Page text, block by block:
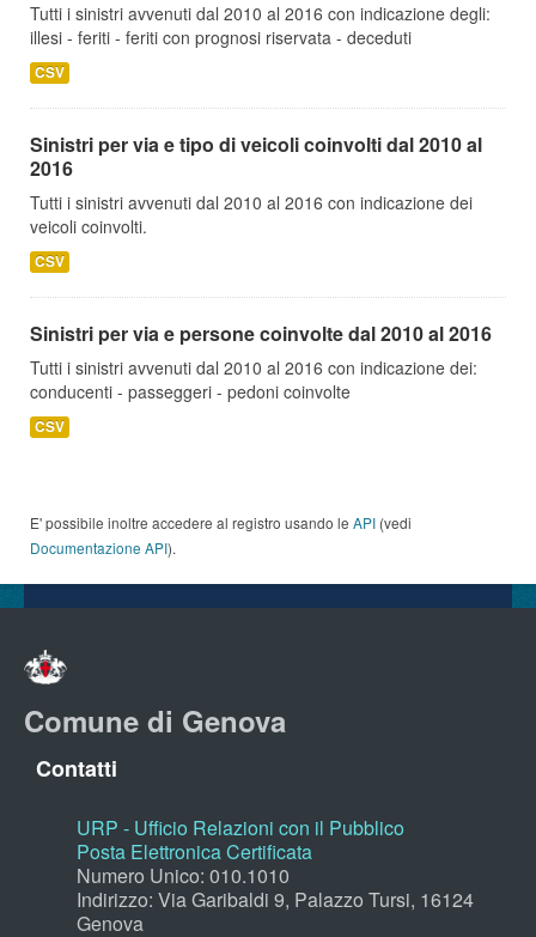
Tutti i sinistri avvenuti dal 2010 al 2016 con indicazione degli:
illesi - feriti - feriti con prognosi riservata - deceduti
CSV
Sinistri per via e tipo di veicoli coinvolti dal 2010 al
2016
Tutti i sinistri avvenuti dal 2010 al 2016 con indicazione dei
veicoli coinvolti.
CSV
Sinistri per via e persone coinvolte dal 2010 al 2016
Tutti i sinistri avvenuti dal 2010 al 2016 con indicazione dei:
conducenti - passeggeri - pedoni coinvolte
CSV
E' possibile inoltre accedere al registro usando le API (vedi
Documentazione API).
Comune di Genova
Contatti
URP - Ufficio Relazioni con il Pubblico
Posta Elettronica Certificata
Numero Unico: 010.1010
Indirizzo: Via Garibaldi 9, Palazzo Tursi, 16124
Genova